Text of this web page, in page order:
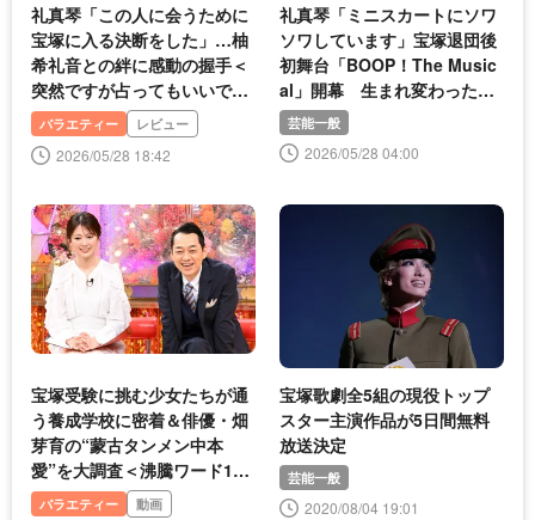
礼真琴「この人に会うために
宝塚に入る決断をした」…柚
希礼音との絆に感動の握手＜
突然ですが占ってもいいです
か？＞
バラエティー レビュー
2026/05/28 18:42
礼真琴「ミニスカートにソワ
ソワしています」宝塚退団後
初舞台「BOOP！The Music
al」開幕 生まれ変わった気
持ちで挑む
芸能一般
2026/05/28 04:00
宝塚受験に挑む少女たちが通
う養成学校に密着＆俳優・畑
芽育の“蒙古タンメン中本
愛”を大調査＜沸騰ワード10
2時間SP＞
バラエティー 動画
宝塚歌劇全5組の現役トップ
スター主演作品が5日間無料
放送決定
芸能一般
2020/08/04 19:01